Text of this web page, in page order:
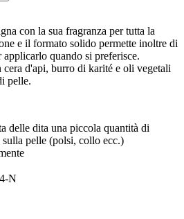
con la sua fragranza per tutta la
e il formato solido permette inoltre di
quando si preferisce.
d'api, burro di karité e oli vegetali
pelle.
delle dita una piccola quantità di
pelle (polsi, collo ecc.)
N